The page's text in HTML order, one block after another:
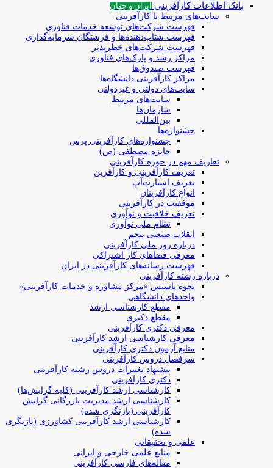
بانک اطلاعات کارآفرینی
ایران و جهان
سایت‌های مرتبط با کارآفرینی
فهرست شرکت‌های‌‌ توسعه‌ خدمات فناوری
فهرست شتاب‌دهنده‌ها‌ و فرشتگان‌ سرمایه‌گذاری
فهرست شرکت‌های خطرپذیر
مراکز رشد و پارک‌های فناوری
فهرست صندوق‌ها
مراکز کارآفرینی دانشگاه‌ها
سایت‌های دولتی و غیردولتی
سایت‌های مرتبط
سازمان‌ها
بین‌المللی
جشنواره‌ها
جشنواره‌های کارآفرینی‌ پرس
جایزه مصطفی (ص)
تعاریف مهم در حوزه کارآفرینی
تعریف کارآفرینی و کارآفرین
تعریف استارت‌آپ
انواع کارآفرینان
موفقیت در کارآفرینی
تعریف خلاقیت و نوآوری
نظام ملی نوآوری
انقلاب صنعتی پنجم
درباره روز ملی کارآفرینی
معرفی فضاهای کار اشتراکی
فهرست رسانه‌های کارآفرینی در ایران
درباره رشته کارآفرینی
نحوه تاسیس «مرکز مشاوره و خدمات کارآفرینی»
واحدهای دانشگاهی
مقطع کارشناسی ارشد
مقطع دکتری
معرفی دکتری کارآفرینی
معرفی کارشناسی ارشد کارآفرینی
منابع آزمون دکتری کارآفرینی
سرفصل دروس کارآفرینی
پیشنهاد تغییرات دروس رشته کارآفرینی
دکتری کارآفرینی
کارشناسی ارشد کارآفرینی (کلیه گرایش‌ها)
کارشناسی ارشد مدیریت بازرگانی گرایش
کارآفرینی (بازنگری شده)
کارشناسی ارشد کارآفرینی کشاورزی (بازنگری
شده)
علمی و تحقیقاتی
منابع علمی خارجی و ایرانی
مقاله‌های فارسی کارآفرینی